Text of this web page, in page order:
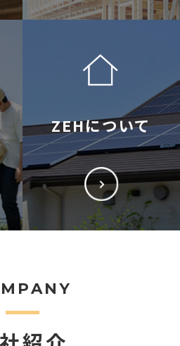
ZEHについて